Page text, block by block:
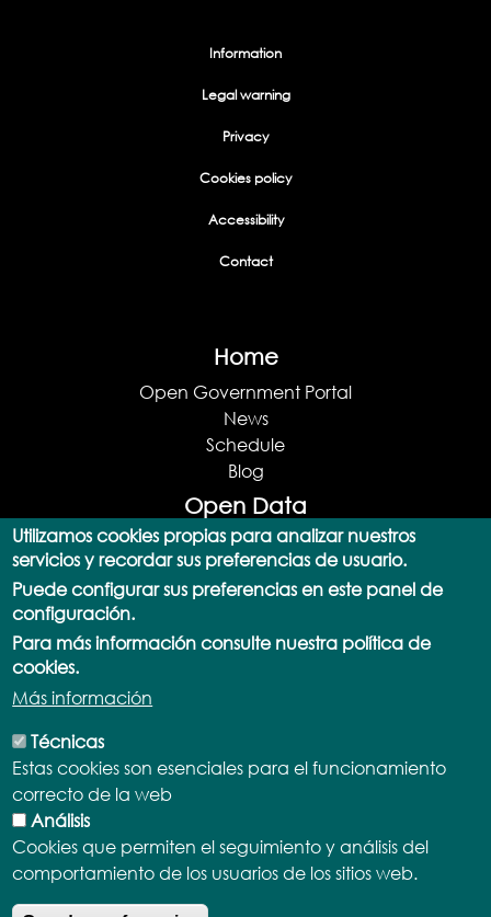
Information
Legal warning
Privacy
Cookies policy
Accessibility
Contact
Home
Open Government Portal
News
Schedule
Blog
Open Data
Open Data Portal
Data Catalog
SPARQL Query
Documentation and Support
Usage statistics
Transparency portals
Cabildo de Fuerteventura
Transparency
Utilizamos cookies propias para analizar nuestros
servicios y recordar sus preferencias de usuario.
Puede configurar sus preferencias en este panel de
configuración.
Para más información consulte nuestra política de
cookies.
Más información
Técnicas
Estas cookies son esenciales para el funcionamiento
correcto de la web
Análisis
Cookies que permiten el seguimiento y análisis del
comportamiento de los usuarios de los sitios web.